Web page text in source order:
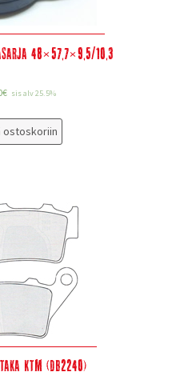
48×57,7×9,5/10,3
€ sis alv 25.5%
ostoskoriin
KTM (DB2240)